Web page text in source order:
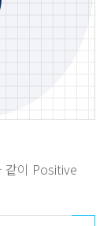
같이 Positive